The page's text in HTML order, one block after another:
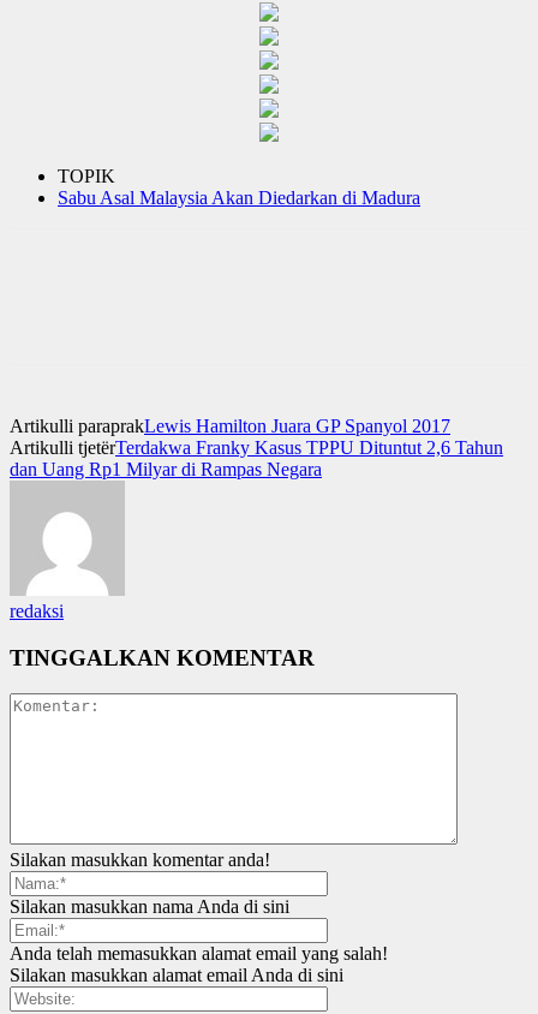
TOPIK
Sabu Asal Malaysia Akan Diedarkan di Madura
Artikulli paraprakLewis Hamilton Juara GP Spanyol 2017
Artikulli tjetërTerdakwa Franky Kasus TPPU Dituntut 2,6 Tahun
dan Uang Rp1 Milyar di Rampas Negara
redaksi
TINGGALKAN KOMENTAR
Silakan masukkan komentar anda!
Silakan masukkan nama Anda di sini
Anda telah memasukkan alamat email yang salah!
Silakan masukkan alamat email Anda di sini